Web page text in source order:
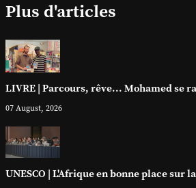
Plus d'articles
LIVRE | Parcours, rêve... Mohamed se
07 August, 2026
UNESCO | L'Afrique en bonne place sur